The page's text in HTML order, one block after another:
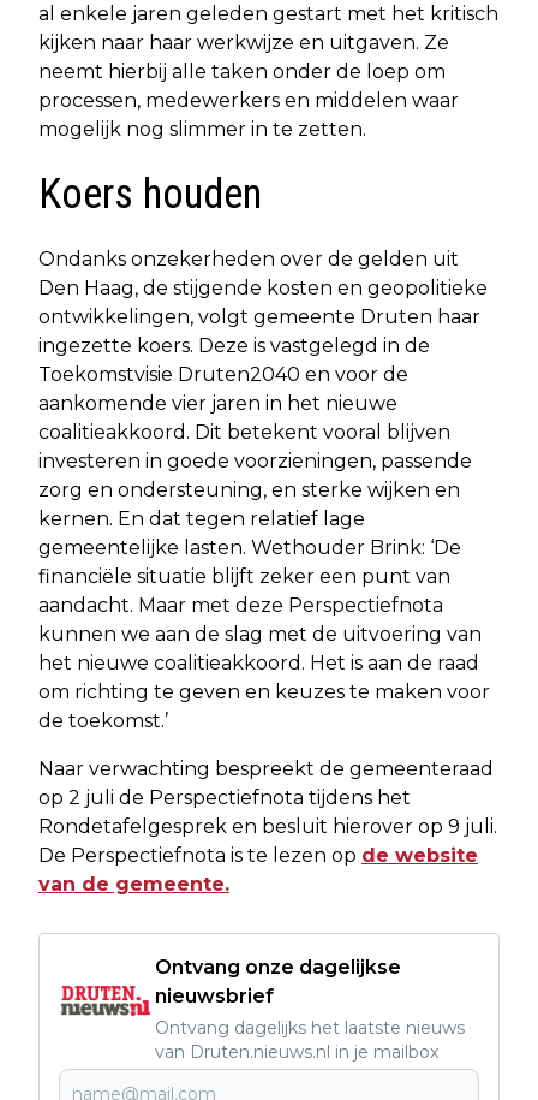
al enkele jaren geleden gestart met het kritisch
kijken naar haar werkwijze en uitgaven. Ze
neemt hierbij alle taken onder de loep om
processen, medewerkers en middelen waar
mogelijk nog slimmer in te zetten.
Koers houden
Ondanks onzekerheden over de gelden uit
Den Haag, de stijgende kosten en geopolitieke
ontwikkelingen, volgt gemeente Druten haar
ingezette koers. Deze is vastgelegd in de
Toekomstvisie Druten2040 en voor de
aankomende vier jaren in het nieuwe
coalitieakkoord. Dit betekent vooral blijven
investeren in goede voorzieningen, passende
zorg en ondersteuning, en sterke wijken en
kernen. En dat tegen relatief lage
gemeentelijke lasten. Wethouder Brink: ‘De
financiële situatie blijft zeker een punt van
aandacht. Maar met deze Perspectiefnota
kunnen we aan de slag met de uitvoering van
het nieuwe coalitieakkoord. Het is aan de raad
om richting te geven en keuzes te maken voor
de toekomst.’
Naar verwachting bespreekt de gemeenteraad
op 2 juli de Perspectiefnota tijdens het
Rondetafelgesprek en besluit hierover op 9 juli.
De Perspectiefnota is te lezen op de website
van de gemeente.
Ontvang onze dagelijkse
nieuwsbrief
Ontvang dagelijks het laatste nieuws
van Druten.nieuws.nl in je mailbox